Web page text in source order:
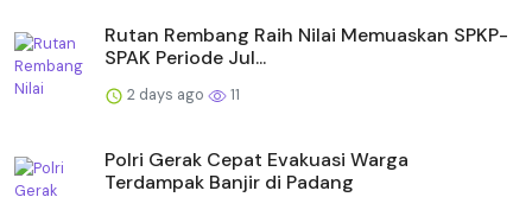
Rutan Rembang Raih Nilai Memuaskan SPKP-
SPAK Periode Jul...
2 days ago 11
Polri Gerak Cepat Evakuasi Warga
Terdampak Banjir di Padang